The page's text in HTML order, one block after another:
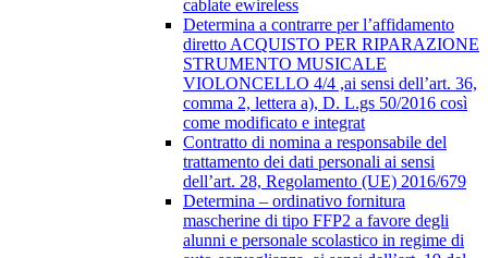
cablate ewireless
Determina a contrarre per l’affidamento
diretto ACQUISTO PER RIPARAZIONE
STRUMENTO MUSICALE
VIOLONCELLO 4/4 ,ai sensi dell’art. 36,
comma 2, lettera a), D. L.gs 50/2016 così
come modificato e integrat
Contratto di nomina a responsabile del
trattamento dei dati personali ai sensi
dell’art. 28, Regolamento (UE) 2016/679
Determina – ordinativo fornitura
mascherine di tipo FFP2 a favore degli
alunni e personale scolastico in regime di